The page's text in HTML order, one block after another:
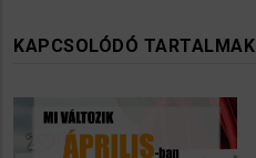
KAPCSOLÓDÓ TARTALMAK